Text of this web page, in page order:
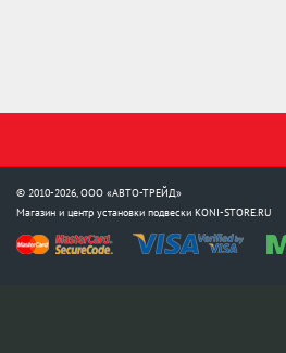
© 2010-2026, ООО «АВТО-ТРЕЙД»
Магазин и центр установки подвески KONI-STORE.RU